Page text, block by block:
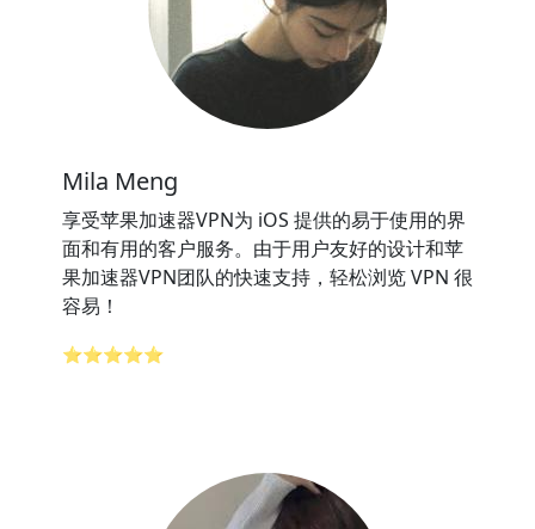
Mila Meng
享受苹果加速器VPN为 iOS 提供的易于使用的界
面和有用的客户服务。由于用户友好的设计和苹
果加速器VPN团队的快速支持，轻松浏览 VPN 很
容易！
⭐⭐⭐⭐⭐